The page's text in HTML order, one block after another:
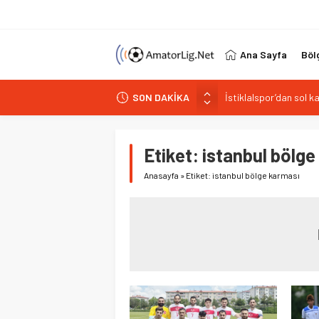
Ana Sayfa
SON DAKİKA
Paşabahçespor’da
Vardarspor teknik
Kuzeyin Kaplanları
Etiket: istanbul bölge
Anasayfa » Etiket: istanbul bölge karması